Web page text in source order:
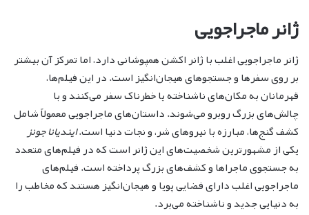
ژانر ماجراجویی
ژانر ماجراجویی اغلب با ژانر اکشن همپوشانی دارد، اما تمرکز آن بیشتر
بر روی سفرها و جستجوهای هیجان‌انگیز است. در این فیلم‌ها،
قهرمانان به مکان‌های ناشناخته یا خطرناک سفر می‌کنند و با
چالش‌های بزرگ روبرو می‌شوند. داستان‌های ماجراجویی معمولاً شامل
کشف گنج‌ها، مبارزه با نیروهای شر، و نجات دنیا است.ایندیانا جونز
یکی از مشهورترین شخصیت‌های این ژانر است که در فیلم‌های متعدد
به جستجوی ماجراها و کشف‌های بزرگ پرداخته است. فیلم‌های
ماجراجویی اغلب دارای فضایی پویا و هیجان‌انگیز هستند که مخاطب را
به دنیایی جدید و ناشناخته می‌برد.